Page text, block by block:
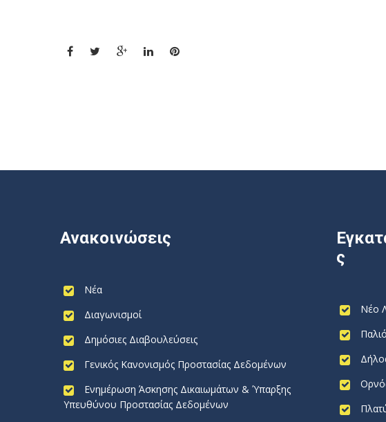
Ανακοινώσεις
Νέα
Διαγωνισμοί
Δημόσιες Διαβουλεύσεις
Γενικός Κανονισμός Προστασίας Δεδομένων
Ενημέρωση Άσκησης Δικαιωμάτων & Ύπαρξης
Υπευθύνου Προστασίας Δεδομένων
ς
Νέο